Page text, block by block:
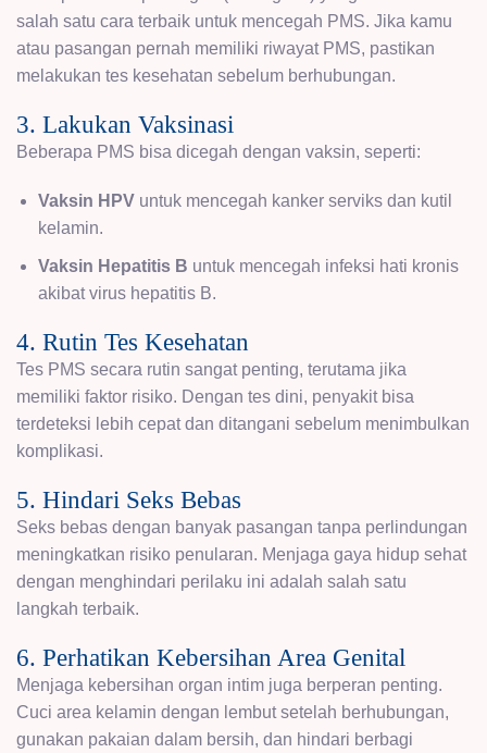
salah satu cara terbaik untuk mencegah PMS. Jika kamu
atau pasangan pernah memiliki riwayat PMS, pastikan
melakukan tes kesehatan sebelum berhubungan.
3. Lakukan Vaksinasi
Beberapa PMS bisa dicegah dengan vaksin, seperti:
Vaksin HPV untuk mencegah kanker serviks dan kutil
kelamin.
Vaksin Hepatitis B untuk mencegah infeksi hati kronis
akibat virus hepatitis B.
4. Rutin Tes Kesehatan
Tes PMS secara rutin sangat penting, terutama jika
memiliki faktor risiko. Dengan tes dini, penyakit bisa
terdeteksi lebih cepat dan ditangani sebelum menimbulkan
komplikasi.
5. Hindari Seks Bebas
Seks bebas dengan banyak pasangan tanpa perlindungan
meningkatkan risiko penularan. Menjaga gaya hidup sehat
dengan menghindari perilaku ini adalah salah satu
langkah terbaik.
6. Perhatikan Kebersihan Area Genital
Menjaga kebersihan organ intim juga berperan penting.
Cuci area kelamin dengan lembut setelah berhubungan,
gunakan pakaian dalam bersih, dan hindari berbagi